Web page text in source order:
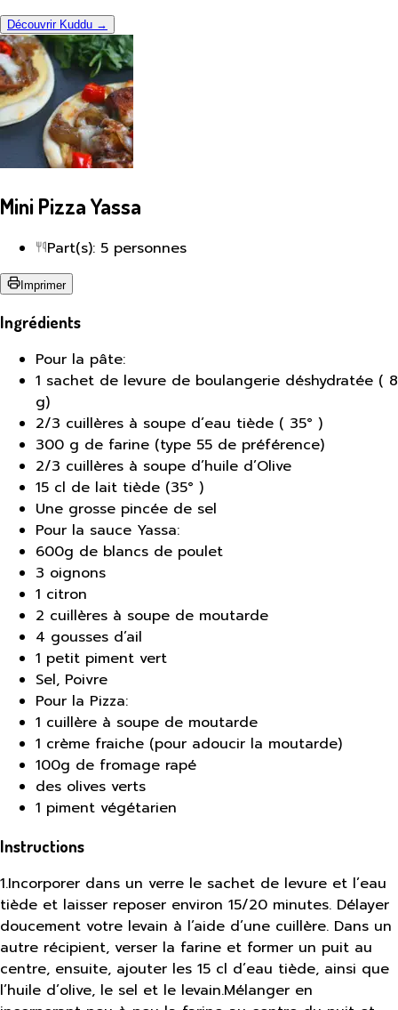
Découvrir Kuddu →
Mini Pizza Yassa
Part(s): 5 personnes
Imprimer
Ingrédients
Pour la pâte:
1 sachet de levure de boulangerie déshydratée ( 8
g)
2/3 cuillères à soupe d’eau tiède ( 35° )
300 g de farine (type 55 de préférence)
2/3 cuillères à soupe d’huile d’Olive
15 cl de lait tiède (35° )
Une grosse pincée de sel
Pour la sauce Yassa:
600g de blancs de poulet
3 oignons
1 citron
2 cuillères à soupe de moutarde
4 gousses d’ail
1 petit piment vert
Sel, Poivre
Pour la Pizza:
1 cuillère à soupe de moutarde
1 crème fraiche (pour adoucir la moutarde)
100g de fromage rapé
des olives verts
1 piment végétarien
Instructions
1.Incorporer dans un verre le sachet de levure et l’eau
tiède et laisser reposer environ 15/20 minutes. Délayer
doucement votre levain à l’aide d’une cuillère. Dans un
autre récipient, verser la farine et former un puit au
centre, ensuite, ajouter les 15 cl d’eau tiède, ainsi que
l’huile d’olive, le sel et le levain.Mélanger en